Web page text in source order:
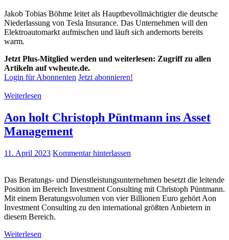
Jakob Tobias Böhme leitet als Hauptbevollmächtigter die deutsche
Niederlassung von Tesla Insurance. Das Unternehmen will den
Elektroautomarkt aufmischen und läuft sich andernorts bereits
warm.
Jetzt Plus-Mitglied werden und weiterlesen: Zugriff zu allen
Artikeln auf vwheute.de.
Login für Abonnenten Jetzt abonnieren!
Weiterlesen
Aon holt Christoph Püntmann ins Asset
Management
11. April 2023 Kommentar hinterlassen
Das Beratungs- und Dienstleistungsunternehmen besetzt die leitende
Position im Bereich Investment Consulting mit Christoph Püntmann.
Mit einem Beratungsvolumen von vier Billionen Euro gehört Aon
Investment Consulting zu den international größten Anbietern in
diesem Bereich.
Weiterlesen